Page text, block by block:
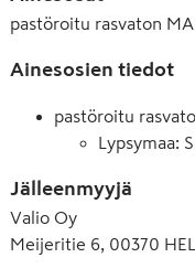
pastöroitu rasvaton
Ainesosien tiedot
pastöroitu
Lypsymaa:
Jälleenmyyjä
Valio Oy
Meijeritie 6, 00370